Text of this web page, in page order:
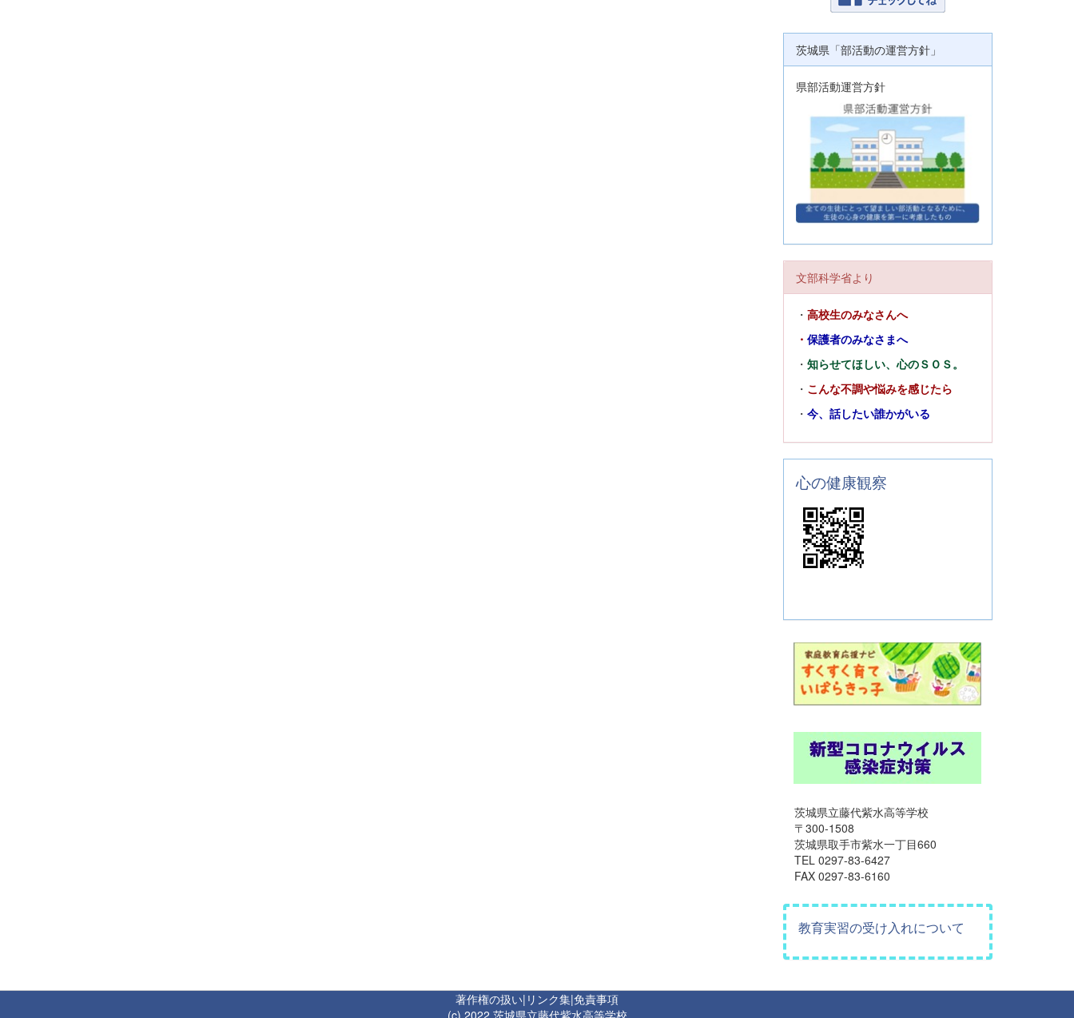
茨城県「部活動の運営方針」
県部活動運営方針
文部科学省より
・ 高校生のみなさんへ
・ 保護者のみなさまへ
・ 知らせてほしい、心のＳＯＳ。
・ こんな不調や悩みを感じたら
・ 今、話したい誰かがいる
心の健康観察
茨城県立藤代紫水高等学校
〒300-1508
茨城県取手市紫水一丁目660
TEL 0297-83-6427
FAX 0297-83-6160
教育実習の受け入れについて
著作権の扱い| リンク集|免責事項